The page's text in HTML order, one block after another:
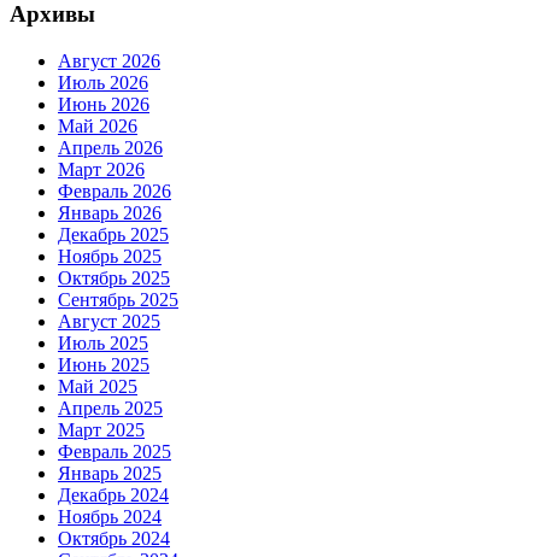
Архивы
Август 2026
Июль 2026
Июнь 2026
Май 2026
Апрель 2026
Март 2026
Февраль 2026
Январь 2026
Декабрь 2025
Ноябрь 2025
Октябрь 2025
Сентябрь 2025
Август 2025
Июль 2025
Июнь 2025
Май 2025
Апрель 2025
Март 2025
Февраль 2025
Январь 2025
Декабрь 2024
Ноябрь 2024
Октябрь 2024